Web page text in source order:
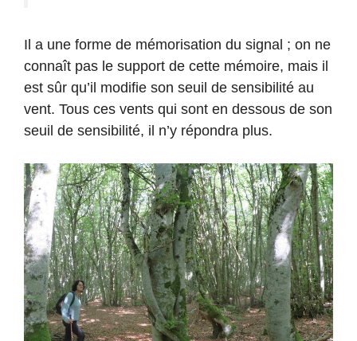
Il a une forme de mémorisation du signal ; on ne
connaît pas le support de cette mémoire, mais il
est sûr qu’il modifie son seuil de sensibilité au
vent. Tous ces vents qui sont en dessous de son
seuil de sensibilité, il n’y répondra plus.